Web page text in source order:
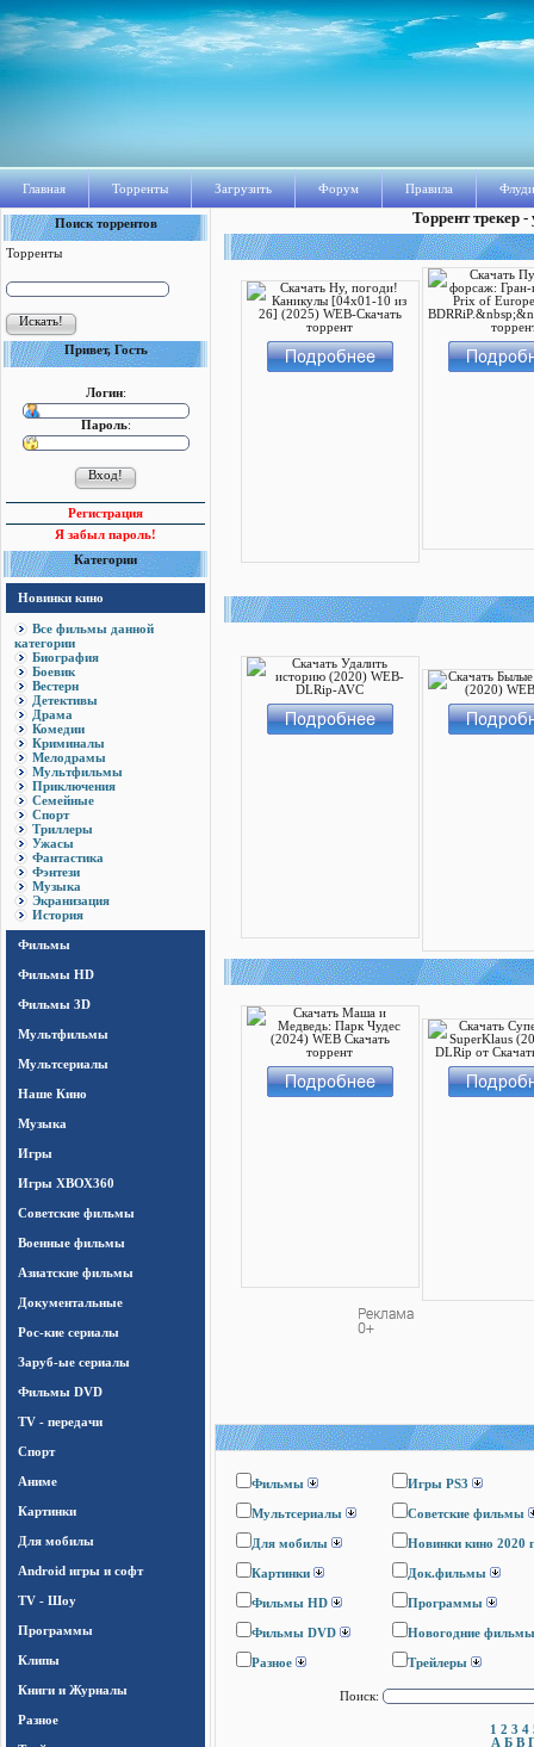
Главная Торренты Загрузить Форум Правила
Поиск торрентов
Торренты
Привет, Гость
Логин:
Пароль:
Регистрация
Я забыл пароль!
Категории
Новинки кино
Все фильмы данной
категории
Биография
Боевик
Вестерн
Детективы
Драма
Комедии
Криминалы
Мелодрамы
Мультфильмы
Приключения
Семейные
Спорт
Триллеры
Ужасы
Фантастика
Фэнтези
Музыка
Экранизация
История
Фильмы
Фильмы HD
Фильмы 3D
Мультфильмы
Мультсериалы
Наше Кино
Музыка
Игры
Игры ХВОХ360
Cоветские фильмы
Военные фильмы
Азиатские фильмы
Документальные
Рос-кие сериалы
Заруб-ые сериалы
Фильмы DVD
TV - передачи
Спорт
Аниме
Картинки
Для мобилы
Android игры и софт
TV - Шоу
Программы
Клипы
Книги и Журналы
Разное
Торрент трекер
Фильмы Игры PS3
Мультсериалы Cоветские фильмы
Для мобилы Новинки кино 2020
Картинки Док.фильмы
Фильмы HD Программы
Фильмы DVD Новогодние фильмы
Разное Трейлеры
Поиск:
1 2 3 4
А Б В